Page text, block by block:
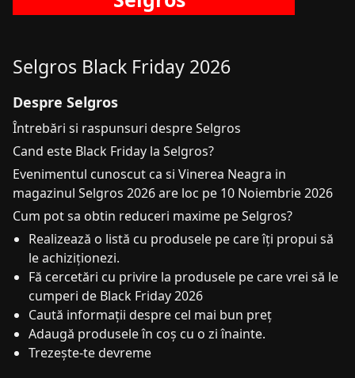
Selgros Black Friday 2026
Despre Selgros
Întrebări si raspunsuri despre Selgros
Cand este Black Friday la Selgros?
Evenimentul cunoscut ca si Vinerea Neagra in
magazinul Selgros 2026 are loc pe 10 Noiembrie 2026
Cum pot sa obtin reduceri maxime pe Selgros?
Realizează o listă cu produsele pe care îți propui să
le achiziționezi.
Fă cercetări cu privire la produsele pe care vrei să le
cumperi de Black Friday 2026
Caută informații despre cel mai bun preț
Adaugă produsele în coș cu o zi înainte.
Trezește-te devreme